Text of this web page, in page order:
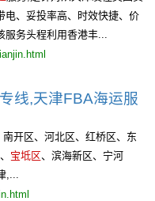
电、妥投率高、时效快捷、价
服务头程利用香港丰...
线,天津FBA海运服
开区、河北区、红桥区、东
宝坻区、滨海新区、宁河
,...